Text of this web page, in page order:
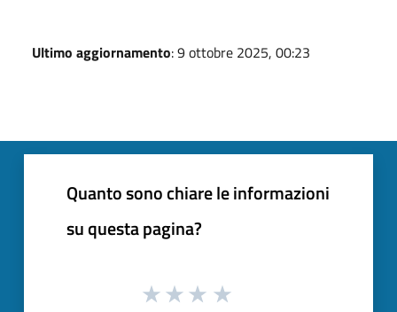
Ultimo aggiornamento: 9 ottobre 2025, 00:23
Quanto sono chiare le informazioni
su questa pagina?